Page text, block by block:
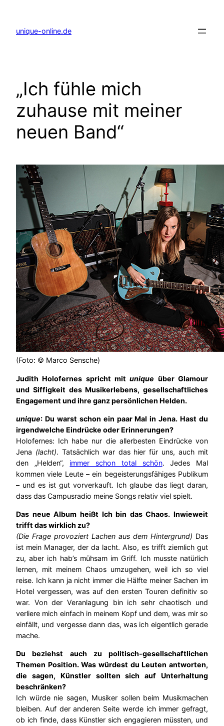
springen
unique-online.de
„Ich fühle mich
zuhause mit meiner
neuen Band“
(Foto: © Marco Sensche)
Judith Holofernes spricht mitunique über Glamour
und Siffigkeit des Musikerlebens, gesellschaftliches
Engagement und ihre ganz persönlichen Helden.
unique: Du warst schon ein paar Mal in Jena. Hast du
irgendwelche Eindrücke oder Erinnerungen?
Holofernes: Ich habe nur die allerbesten Eindrücke von
Jena (lacht). Tatsächlich war das hier für uns, auch mit
den „Helden“, immer schon total schön. Jedes Mal
kommen viele Leute – ein begeisterungsfähiges Publikum
– und es ist gut vorverkauft. Ich glaube das liegt daran,
dass das Campusradio meine Songs relativ viel spielt.
Das neue Album heißt Ich bin das Chaos. Inwieweit
trifft das wirklich zu?
(Die Frage provoziert Lachen aus dem Hintergrund) Das
ist mein Manager, der da lacht. Also, es trifft ziemlich gut
zu, aber ich hab’s mühsam im Griff. Ich musste natürlich
lernen, mit meinem Chaos umzugehen, weil ich so viel
reise. Ich kann ja nicht immer die Hälfte meiner Sachen im
Hotel vergessen, was auf den ersten Touren definitiv so
war. Von der Veranlagung bin ich sehr chaotisch und
verliere mich einfach in meinem Kopf und dem, was mir so
einfällt, und vergesse dann das, was ich eigentlich gerade
mache.
Du beziehst auch zu politisch-gesellschaftlichen
Themen Position. Was würdest du Leuten antworten,
die sagen, Künstler sollten sich auf Unterhaltung
beschränken?
Ich würde nie sagen, Musiker sollen beim Musikmachen
bleiben. Auf der anderen Seite werde ich immer gefragt,
ob ich finde, dass Künstler sich engagieren müssten, und